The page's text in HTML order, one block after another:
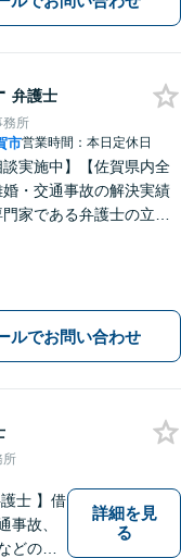
かり受け止めます！
弁護士
務所
市営業時間：本日定休日
談実施中】【佐賀県内全
・交通事故の解決実績
家である弁護士の立場
ルでお問い合わせ
所
士 】借
事故、
どのご
詳細を見
る